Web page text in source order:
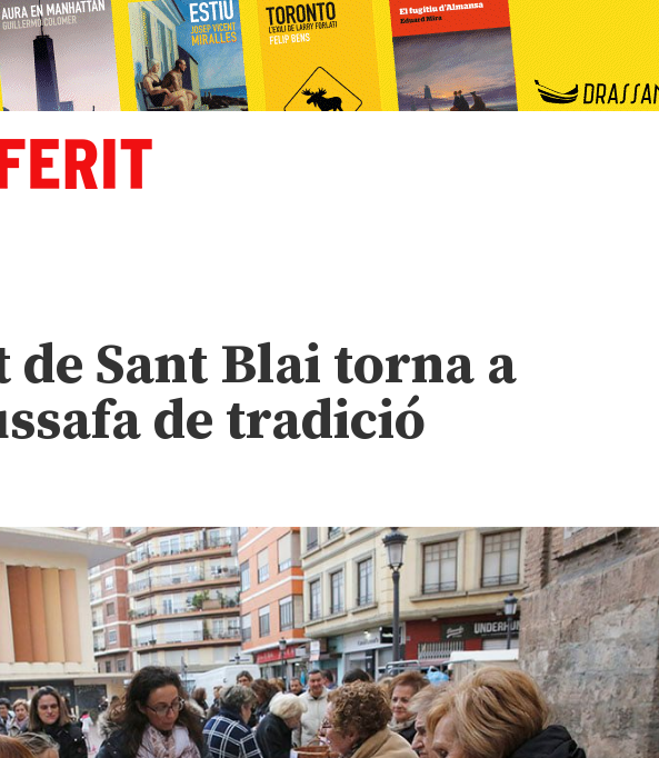
de Sant Blai torna a
de tradició